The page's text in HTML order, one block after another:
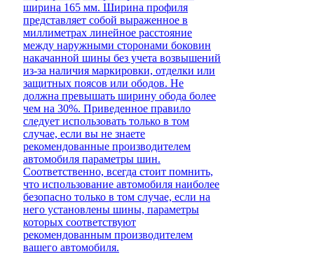
ширина 165 мм. Ширина профиля
представляет собой выраженное в
миллиметрах линейное расстояние
между наружными сторонами боковин
накачанной шины без учета возвышений
из-за наличия маркировки, отделки или
защитных поясов или ободов. Не
должна превышать ширину обода более
чем на 30%. Приведенное правило
следует использовать только в том
случае, если вы не знаете
рекомендованные производителем
автомобиля параметры шин.
Соответственно, всегда стоит помнить,
что использование автомобиля наиболее
безопасно только в том случае, если на
него установлены шины, параметры
которых соответствуют
рекомендованным производителем
вашего автомобиля.